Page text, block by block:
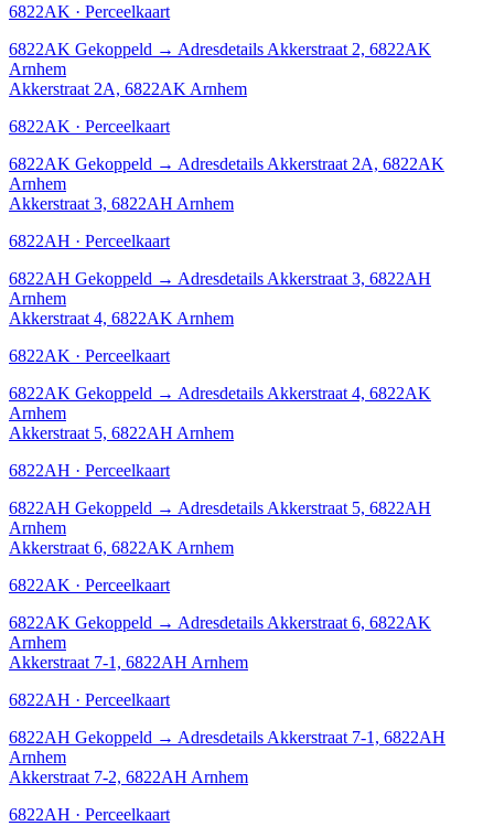
6822AK · Perceelkaart
6822AK Gekoppeld → Adresdetails Akkerstraat 2, 6822AK
Arnhem
Akkerstraat 2A, 6822AK Arnhem
6822AK · Perceelkaart
6822AK Gekoppeld → Adresdetails Akkerstraat 2A, 6822AK
Arnhem
Akkerstraat 3, 6822AH Arnhem
6822AH · Perceelkaart
6822AH Gekoppeld → Adresdetails Akkerstraat 3, 6822AH
Arnhem
Akkerstraat 4, 6822AK Arnhem
6822AK · Perceelkaart
6822AK Gekoppeld → Adresdetails Akkerstraat 4, 6822AK
Arnhem
Akkerstraat 5, 6822AH Arnhem
6822AH · Perceelkaart
6822AH Gekoppeld → Adresdetails Akkerstraat 5, 6822AH
Arnhem
Akkerstraat 6, 6822AK Arnhem
6822AK · Perceelkaart
6822AK Gekoppeld → Adresdetails Akkerstraat 6, 6822AK
Arnhem
Akkerstraat 7-1, 6822AH Arnhem
6822AH · Perceelkaart
6822AH Gekoppeld → Adresdetails Akkerstraat 7-1, 6822AH
Arnhem
Akkerstraat 7-2, 6822AH Arnhem
6822AH · Perceelkaart